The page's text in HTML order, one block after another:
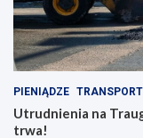
PIENIĄDZE TRANSPORT
Utrudnienia na
trwa!